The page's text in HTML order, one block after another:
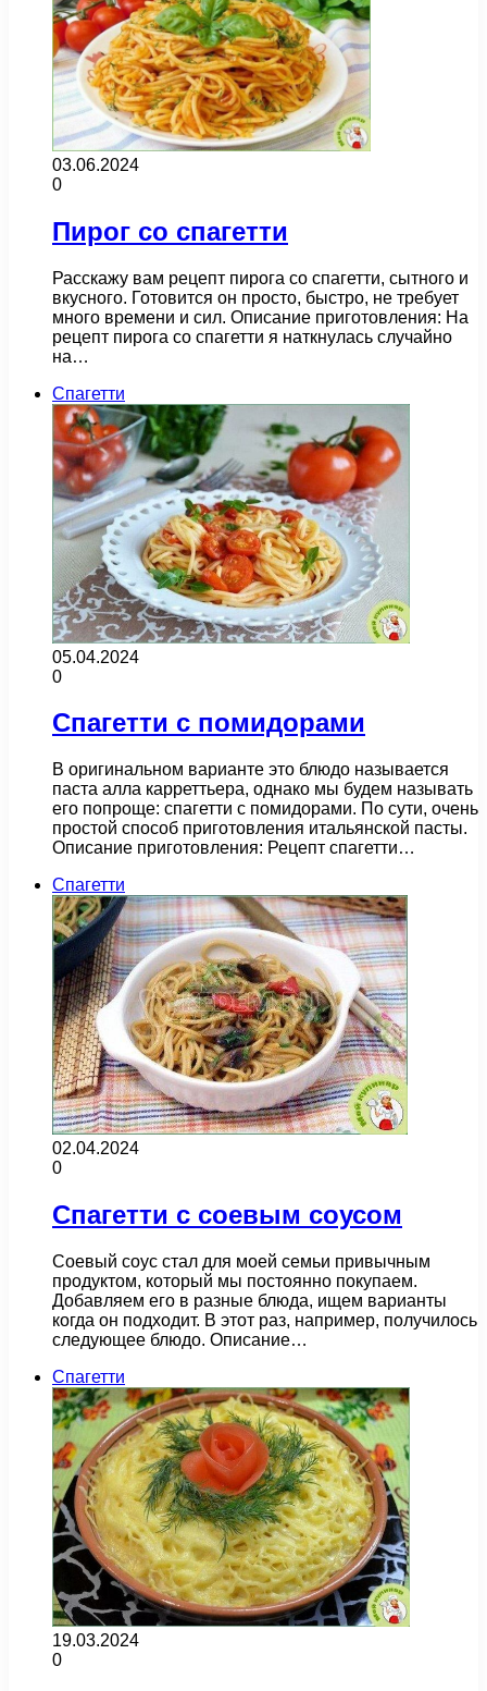
03.06.2024
0
Пирог со спагетти
Расскажу вам рецепт пирога со спагетти, сытного и
вкусного. Готовится он просто, быстро, не требует
много времени и сил. Описание приготовления: На
рецепт пирога со спагетти я наткнулась случайно
на…
Спагетти
05.04.2024
0
Спагетти с помидорами
В оригинальном варианте это блюдо называется
паста алла карреттьера, однако мы будем называть
его попроще: спагетти с помидорами. По сути, очень
простой способ приготовления итальянской пасты.
Описание приготовления: Рецепт спагетти…
Спагетти
02.04.2024
0
Спагетти с соевым соусом
Соевый соус стал для моей семьи привычным
продуктом, который мы постоянно покупаем.
Добавляем его в разные блюда, ищем варианты
когда он подходит. В этот раз, например, получилось
следующее блюдо. Описание…
Спагетти
19.03.2024
0